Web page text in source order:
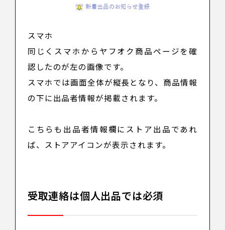
スマホ
同じくスマホからヤフオク商品ページを確
認したのが左の画像です。
スマホでは画面全体が縦長となり、商品情報
の下に出品者情報が掲載されます。
こちらも出品者情報欄にストア出品であれ
ば、ストアアイコンが表示されます。
受取連絡は個人出品では必須